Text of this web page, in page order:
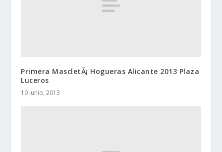
Primera MascletÃ¡ Hogueras Alicante 2013 Plaza
Luceros
19 junio, 2013